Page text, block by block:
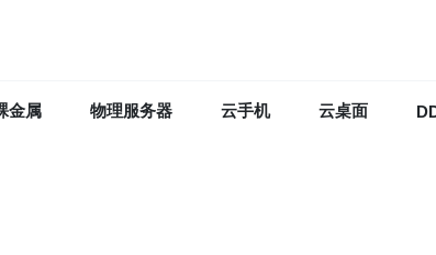
金属 物理服务器 云手机 云桌面